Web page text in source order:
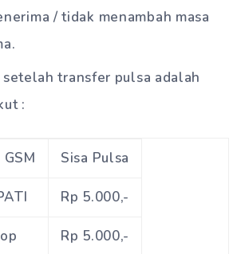
/ tidak menambah masa
setelah transfer pulsa adalah
:
Sisa Pulsa
Rp 5.000,-
Rp 5.000,-